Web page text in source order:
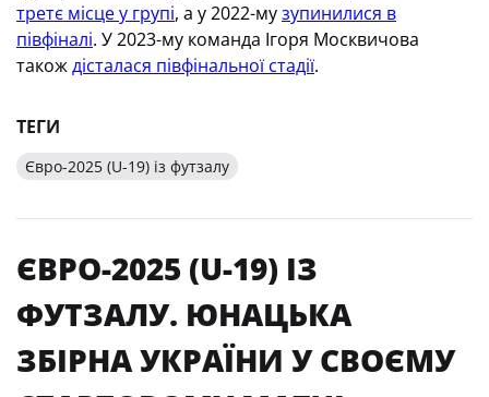
третє місце у групі, а у 2022-музупинилися в
півфіналі. У 2023-му команда Ігоря Москвичова
такождісталася півфінальної стадії.
ТЕГИ
Євро-2025 (U-19) із футзалу
ЄВРО-2025 (U-19) ІЗ
ФУТЗАЛУ. ЮНАЦЬКА
ЗБІРНА УКРАЇНИ У СВОЄМУ